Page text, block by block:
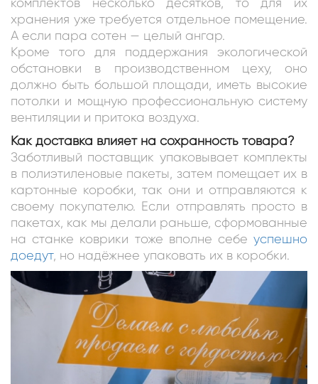
хранения уже требуется отдельное помещение.
А если пара сотен — целый ангар.
Кроме того для поддержания экологической
обстановки в производственном цеху, оно
должно быть большой площади, иметь высокие
потолки и мощную профессиональную систему
вентиляции и притока воздуха.
Как доставка влияет на сохранность товара?
Заботливый поставщик упаковывает комплекты
в полиэтиленовые пакеты, затем помещает их в
картонные коробки, так они и отправляются к
своему покупателю. Если отправлять просто в
пакетах, как мы делали раньше, сформованные
на станке коврики тоже вполне себе успешно
доедут, но надёжнее упаковать их в коробки.